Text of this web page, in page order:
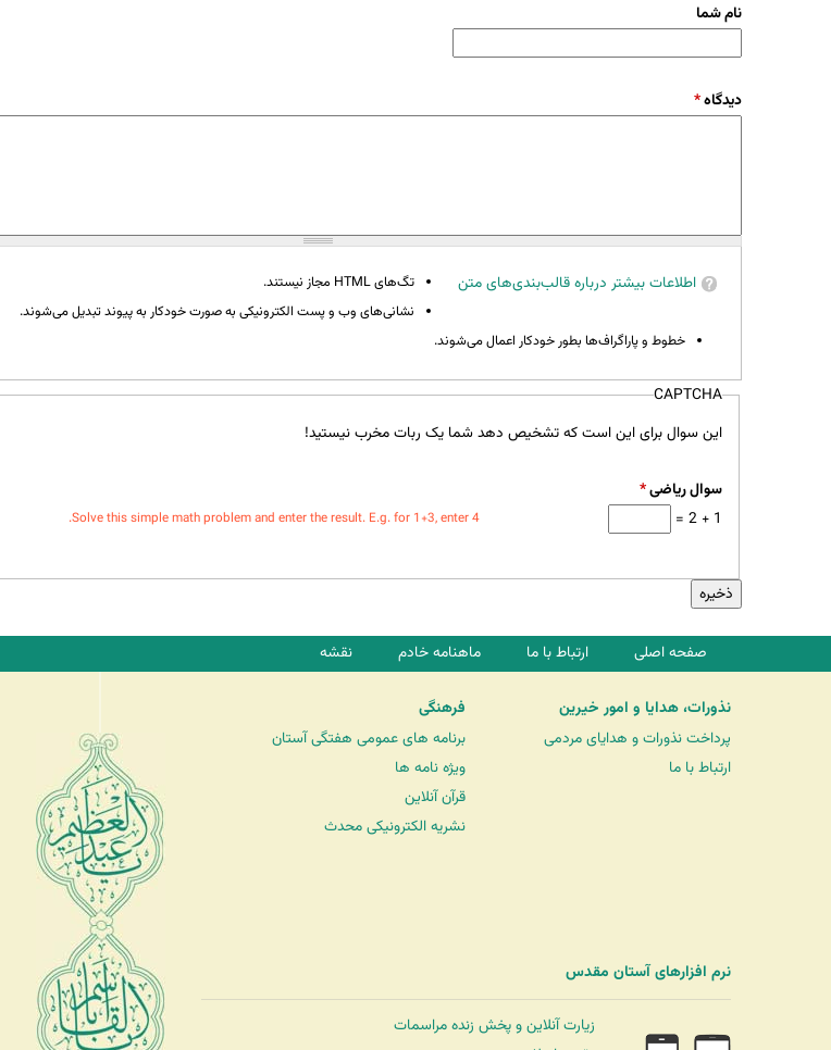
نام شما
دیدگاه*
اطلاعات بیشتر درباره قالب‌بندی‌های متن
تگ‌های HTML مجاز نیستند.
نشانی‌های وب و پست الکترونیکی به صورت خودکار به پیوند تبدیل می‌شوند.
خطوط و پاراگراف‌ها بطور خودکار اعمال می‌شوند.
CAPTCHA
این سوال برای این است که تشخیص دهد شما یک ربات مخرب نیستید!
سوال ریاضی*
1 + 2 =
Solve this simple math problem and enter the result. E.g. for 1+3, enter 4.
صفحه اصلی ارتباط با ما ماهنامه خادم نقشه
نذورات، هدایا و امور خیرین
پرداخت نذورات و هدایای مردمی
ارتباط با ما
فرهنگی
برنامه های عمومی هفتگی آستان
ویژه نامه ها
قرآن آنلاین
نشریه الکترونیکی محدث
نرم افزارهای آستان مقدس
زیارت آنلاین و پخش زنده مراسمات